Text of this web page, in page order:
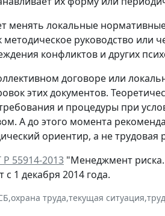
менять локальные
руководство или
конфликтов и других
договоре или
этих документов.
и процедуры при
А до этого момента
ориентир, а не трудовая
55914-2013 "Менеджмент
1 декабря 2014 года.
,охрана труда,текущая ситуация,